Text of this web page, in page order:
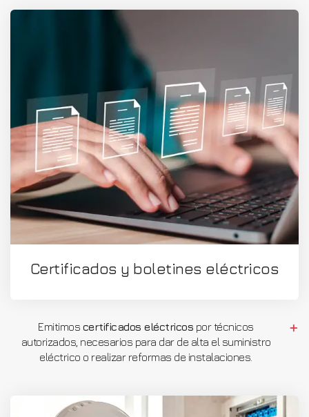
Certificados y boletines eléctricos
Emitimos certificados eléctricos por técnicos
autorizados, necesarios para dar de alta el suministro
eléctrico o realizar reformas de instalaciones.